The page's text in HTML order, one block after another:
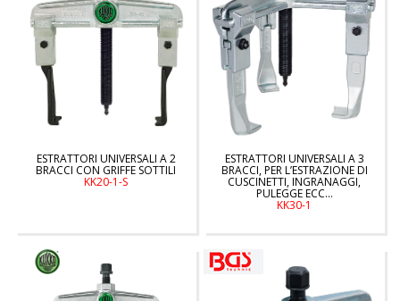
ESTRATTORI UNIVERSALI A 2
BRACCI CON GRIFFE SOTTILI
KK20-1-S
ESTRATTORI UNIVERSALI A 3
BRACCI, PER L’ESTRAZIONE DI
CUSCINETTI, INGRANAGGI,
PULEGGE ECC…
KK30-1